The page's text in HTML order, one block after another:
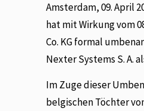
Amsterdam, 09. April
hat mit Wirkung vom
Co. KG formal
Nexter Systems S. A.
Im Zuge dieser
belgischen Töchter